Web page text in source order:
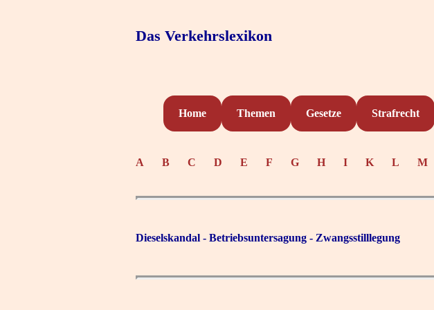
Das Verkehrslexikon
Home Themen Gesetze Strafrecht
A B C D E F G H I K L M
Dieselskandal - Betriebsuntersagung - Zwangsstilllegung